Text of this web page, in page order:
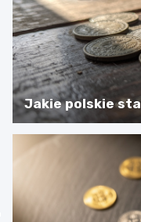
Jakie polskie